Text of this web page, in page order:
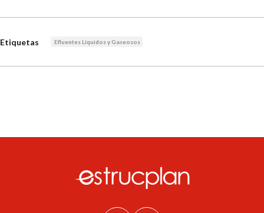
Etiquetas Efluentes Líquidos y Gaseosos